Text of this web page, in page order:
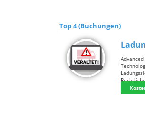
Top 4 (Buchungen)